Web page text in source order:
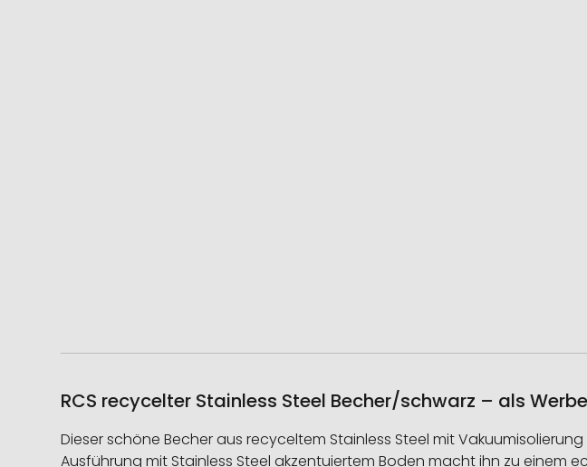
RCS recycelter Stainless Steel Becher/schwarz – als
Dieser schöne Becher aus recyceltem Stainless Steel mit
Ausführung mit Stainless Steel akzentuiertem Boden macht ihn zu einem